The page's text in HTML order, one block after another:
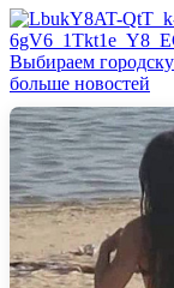
Выбираем
больше новостей